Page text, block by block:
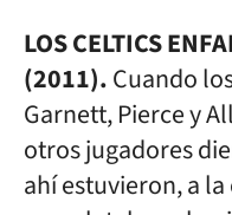
LOS CELTICS
(2011).Cuando
Garnett, Pierce y
otros jugadores
ahí estuvieron, a la